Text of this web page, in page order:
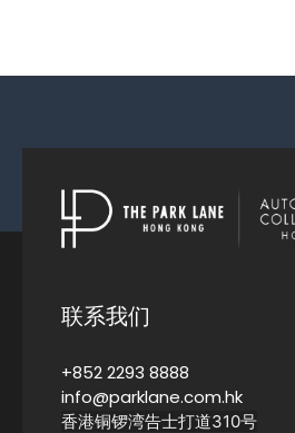
联系我们
+852 2293 8888
info@parklane.com.hk
香港铜锣湾告士打道310号